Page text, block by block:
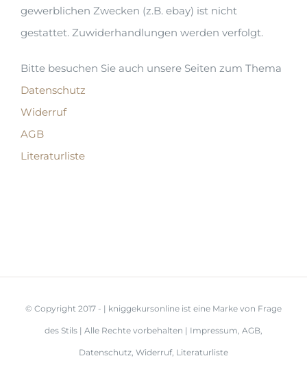
gewerblichen Zwecken (z.B. ebay) ist nicht
gestattet. Zuwiderhandlungen werden verfolgt.
Bitte besuchen Sie auch unsere Seiten zum Thema
Datenschutz
Widerruf
AGB
Literaturliste
© Copyright 2017 - | kniggekursonline ist eine Marke von Frage
des Stils | Alle Rechte vorbehalten | Impressum, AGB,
Datenschutz, Widerruf, Literaturliste